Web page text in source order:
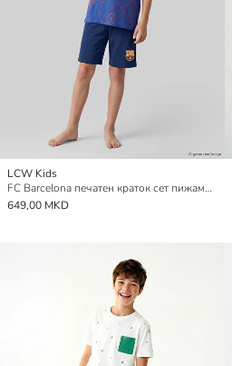
LCW Kids
FC Barcelona печатен краток сет пижами за момчиња
649,00 MKD